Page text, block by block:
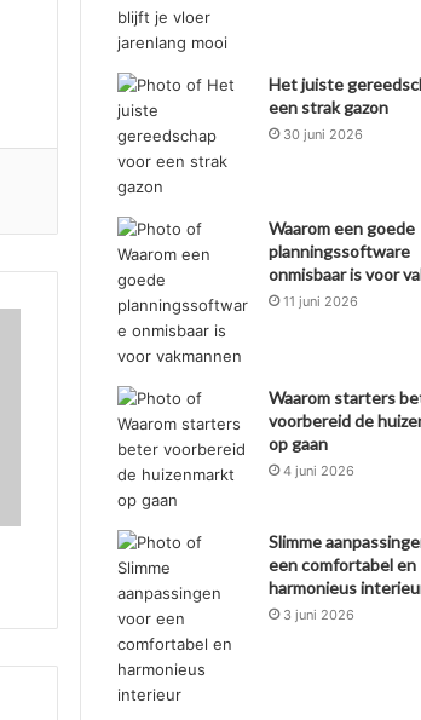
Het juiste
een strak gazon
30 juni 2026
Waarom een goede
planningssoftware
onmisbaar is voor
11 juni 2026
Waarom starters
voorbereid de
op gaan
4 juni 2026
Slimme
een comfortabel en
harmonieus
3 juni 2026